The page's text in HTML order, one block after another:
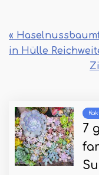
«
in Hülle
7